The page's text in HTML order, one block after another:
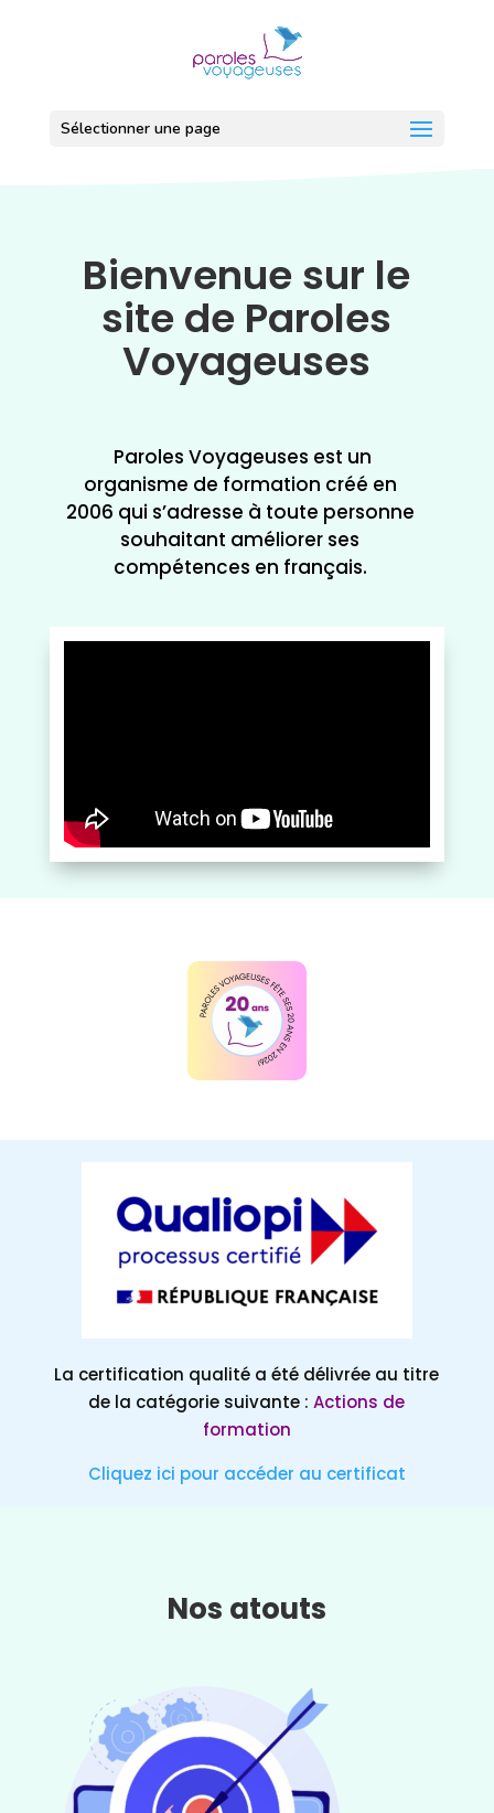
Sélectionner une page
Bienvenue sur le
site de Paroles
Voyageuses
Paroles Voyageuses est un
organisme de formation créé en
2006 qui s’adresse à toute personne
souhaitant améliorer ses
compétences en français.
La certification qualité a été délivrée au titre
de la catégorie suivante :Actions de
formation
Cliquez ici pour accéder au certificat
Nos atouts